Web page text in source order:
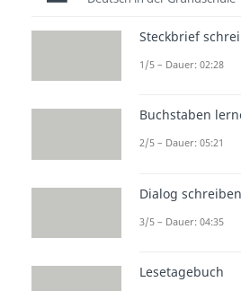
„Wahre
Drum
Gute!“
„Bleib
haben sie
Klar, mal
mal
gutartig,
Steckbrief
1/5 – Dauer: 02:28
Buchstaben
2/5 – Dauer: 05:21
Dialog schreiben
3/5 – Dauer: 04:35
Lesetagebuch